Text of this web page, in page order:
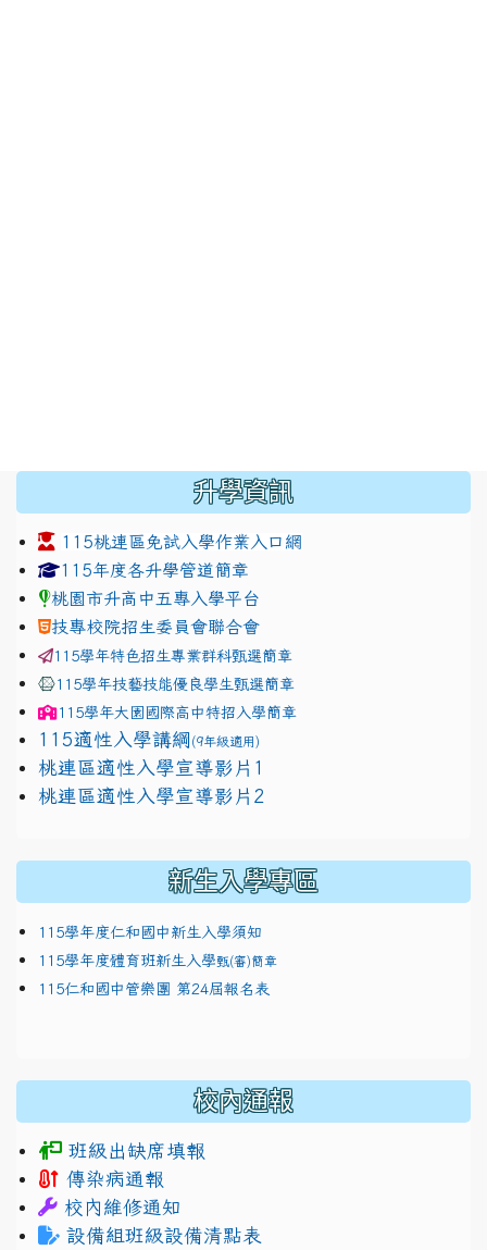
升學資訊
115桃連區免試入學作業入口網
link to https://www.jhjhs.tyc.edu.tw/modules/
115年度各升學管道簡章
桃園市升高中五專入學平台
技專校院招生委員會聯合會
115學年特色招生專業群科甄選簡章
115學年技藝技能優良學生甄選簡章
115學年大園國際高中特招入學簡章
115適性入學講綱 (9年級適用)
link to https://docs.google.com/presentation/d/
桃連區適性入學宣導影片1
link to https://docs.google.com/presentation/d/
桃連區適性入學宣導影片2
新生入學專區
115學年度仁和國中新生入學須知
115學年度體育班新生入學甄(審)簡章
115仁和國中管樂團 第24屆報名表
校內通報
班級出缺席填報
傳染病通報
校內維修通知
設備組班級設備清點表